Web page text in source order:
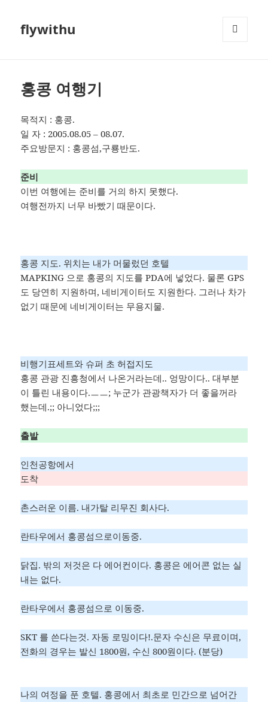
flywithu
홍콩 여행기
목적지 : 홍콩.
일 자 : 2005.08.05 – 08.07.
주요방문지 : 홍콩섬,구룡반도.
준비
이번 여행에는 준비를 거의 하지 못했다.
여행전까지 너무 바빴기 때문이다.
홍콩 지도. 위치는 내가 머물렀던 호텔
MAPKING 으로 홍콩의 지도를 PDA에 넣었다. 물론 GPS
도 당연히 지원하며, 네비게이터도 지원한다. 그러나 차가
없기 때문에 네비게이터는 무용지물.
비행기표세트와 슈퍼 초 허접지도
홍콩 관광 진흥청에서 나온거라는데.. 엉망이다.. 대부분
이 틀린 내용이다.ㅡㅡ; 누군가 관광책자가 더 좋을꺼라
했는데.;; 아니었다;;;
출발
인천공항에서
도착
촌스러운 이름. 내가탈 리무진 회사다.
란타우에서 홍콩섬으로이동중.
닭집. 밖의 저것은 다 에어컨이다. 홍콩은 에어콘 없는 실
내는 없다.
란타우에서 홍콩섬으로 이동중.
SKT 를 쓴다는것. 자동 로밍이다!.문자 수신은 무료이며,
전화의 경우는 발신 1800원, 수신 800원이다. (분당)
나의 여정을 푼 호텔. 홍콩에서 최초로 민간으로 넘어간